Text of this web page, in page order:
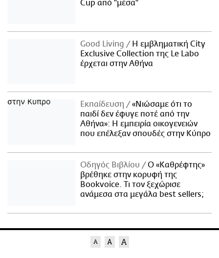
Cup από "μέσα"
Good Living
Η εμβληματική City
Exclusive Collection της Le Labo
έρχεται στην Αθήνα
Εκπαίδευση
«Νιώσαμε ότι το
παιδί δεν έφυγε ποτέ από την
Αθήνα»: Η εμπειρία οικογενειών
που επέλεξαν σπουδές στην Κύπρο
Οδηγός Βιβλίου
Ο «Καθρέφτης»
βρέθηκε στην κορυφή της
Bookvoice. Τι τον ξεχώρισε
ανάμεσα στα μεγάλα best sellers;